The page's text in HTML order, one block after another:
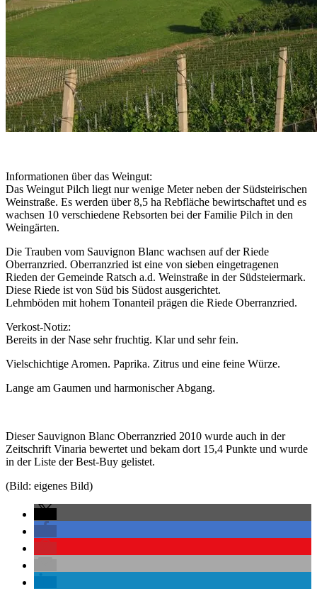
Informationen über das Weingut:
Das Weingut Pilch liegt nur wenige Meter neben der Südsteirischen
Weinstraße. Es werden über 8,5 ha Rebfläche bewirtschaftet und es
wachsen 10 verschiedene Rebsorten bei der Familie Pilch in den
Weingärten.
Die Trauben vom Sauvignon Blanc wachsen auf der Riede
Oberranzried. Oberranzried ist eine von sieben eingetragenen
Rieden der Gemeinde Ratsch a.d. Weinstraße in der Südsteiermark.
Diese Riede ist von Süd bis Südost ausgerichtet.
Lehmböden mit hohem Tonanteil prägen die Riede Oberranzried.
Verkost-Notiz:
Bereits in der Nase sehr fruchtig. Klar und sehr fein.
Vielschichtige Aromen. Paprika. Zitrus und eine feine Würze.
Lange am Gaumen und harmonischer Abgang.
Dieser Sauvignon Blanc Oberranzried 2010 wurde auch in der
Zeitschrift Vinaria bewertet und bekam dort 15,4 Punkte und wurde
in der Liste der Best-Buy gelistet.
(Bild: eigenes Bild)